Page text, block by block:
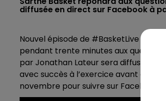
diffusée en direct sur Facebook à
Nouvel épisode de #BasketLive ce
pendant trente minutes aux
par Jonathan Lateur sera diffusée en
avec succès à l’exercice avant
novembre pour suivre sur Facebook